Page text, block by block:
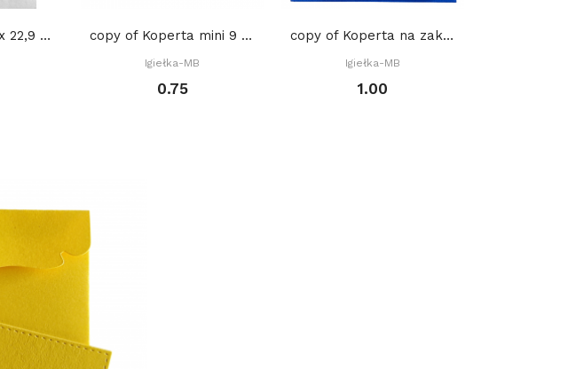
Koperty: C5 16,2 x 22,9 cm copy of Koperta mini 9 x 6 cm, (gratis:...
Igiełka-MB
0.75
copy of Koperta na zakładkę do książki 22 x 8...
Igiełka-MB
1.00